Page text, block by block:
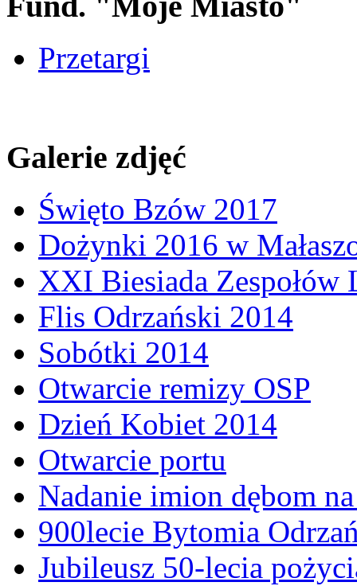
Przetargi
Galerie zdjęć
Święto Bzów 2017
Dożynki 2016 w
XXI Biesiada Zespołów
Flis Odrzański 2014
Sobótki 2014
Otwarcie remizy OSP
Dzień Kobiet 2014
Otwarcie portu
Nadanie imion dębom
900lecie Bytomia
Jubileusz 50-lecia